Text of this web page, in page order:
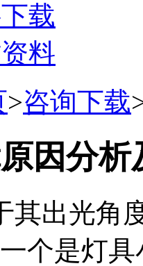
载
料
>咨询下载
因分析
出光角
个是灯